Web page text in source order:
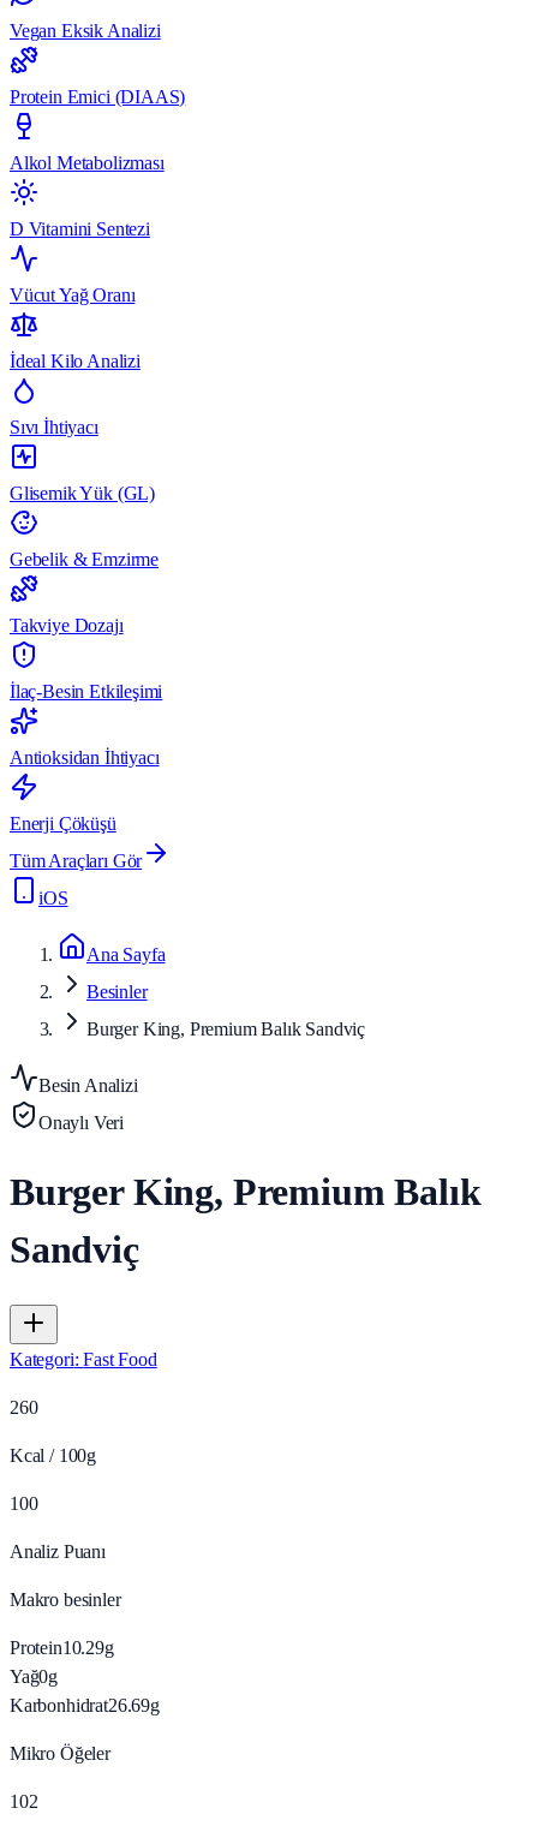
Vegan Eksik Analizi
Protein Emici (DIAAS)
Alkol Metabolizması
D Vitamini Sentezi
Vücut Yağ Oranı
İdeal Kilo Analizi
Sıvı İhtiyacı
Glisemik Yük (GL)
Gebelik & Emzirme
Takviye Dozajı
İlaç-Besin Etkileşimi
Antioksidan İhtiyacı
Enerji Çöküşü
Tüm Araçları Gör
iOS
Ana Sayfa
Besinler
Burger King, Premium Balık Sandviç
Besin Analizi
Onaylı Veri
Burger King, Premium Balık
Sandviç
Kategori:Fast Food
260
Kcal / 100g
100
Analiz Puanı
Makro besinler
Protein10.29g
Yağ0g
Karbonhidrat26.69g
Mikro Öğeler
102